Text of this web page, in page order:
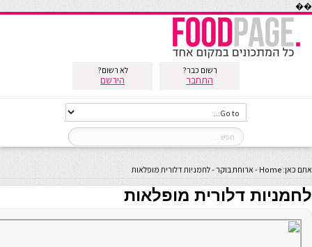
��
רשום כבר?
התחבר
לא רשום?
הירשם
אתם כאן: Home
- ארוחת בוקר-לחמניות דלורית מופלאות
לחמניות דלורית מופלאות